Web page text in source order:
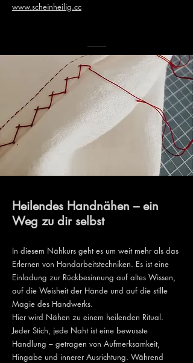
www.scheinheilig.cc
Heilendes Handnähen – ein
Weg zu dir selbst
In diesem Nähkurs geht es um weit mehr als das
Erlernen von Handarbeitstechniken. Es ist eine
Einladung zur Rückbesinnung auf altes Wissen,
auf die Weisheit der Hände und auf die stille
Magie des Handwerks.
Hier wird Nähen zu einem heilenden Ritual.
Jeder Stich, jede Naht ist eine bewusste
Handlung – getragen von Aufmerksamkeit,
Hingabe und innerer Ausrichtung. Während